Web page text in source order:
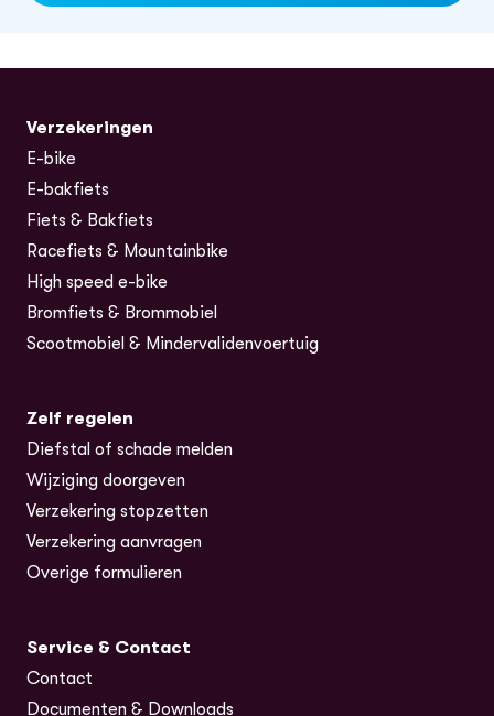
Verzekeringen
E-bike
E-bakfiets
Fiets & Bakfiets
Racefiets & Mountainbike
High speed e-bike
Bromfiets & Brommobiel
Scootmobiel & Mindervalidenvoertuig
Zelf regelen
Diefstal of schade melden
Wijziging doorgeven
Verzekering stopzetten
Verzekering aanvragen
Overige formulieren
Service & Contact
Contact
Documenten & Downloads